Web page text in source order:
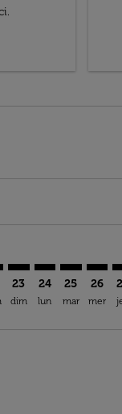
view-offers-
cmp-view-offers-
cmp-view-
LIL–RBA: cmp-
23
dim
LIL–RBA:
24
lun
25
mar
26
mer